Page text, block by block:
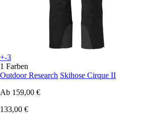
+-3
1 Farben
Outdoor Research Skihose Cirque II
Ab 159,00 €
133,00 €